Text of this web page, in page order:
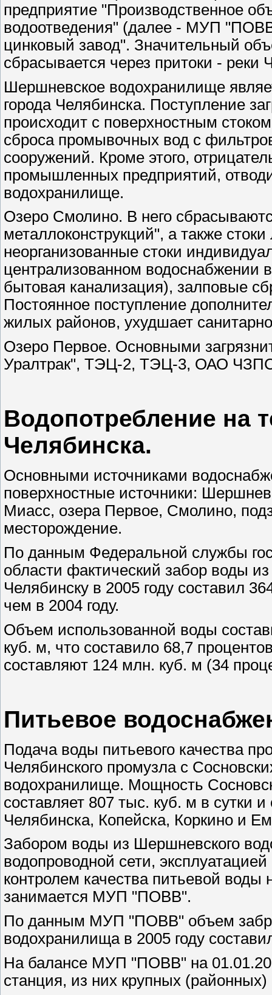
предприятие "Производственное
водоотведения" (далее - МУП
цинковый завод". Значительный
сбрасывается через притоки - реки
Шершневское водохранилище
города Челябинска. Поступление
происходит с поверхностным
сброса промывочных вод с
сооружений. Кроме этого,
промышленных предприятий,
водохранилище.
Озеро Смолино. В него
металлоконструкций", а также
неорганизованные стоки
централизованном водоснабжении
бытовая канализация), залповые
Постоянное поступление
жилых районов, ухудшает
Озеро Первое. Основными
Уралтрак", ТЭЦ-2, ТЭЦ-3, ОАО
Водопотребление на
Челябинска.
Основными источниками
поверхностные источники:
Миасс, озера Первое, Смолино,
месторождение.
По данным Федеральной службы
области фактический забор воды
Челябинску в 2005 году составил
чем в 2004 году.
Объем использованной воды
куб. м, что составило 68,7
составляют 124 млн. куб. м (34
Питьевое
Подача воды питьевого качества
Челябинского промузла с
водохранилище. Мощность
составляет 807 тыс. куб. м в сутки
Челябинска, Копейска, Коркино и
Забором воды из Шершневского
водопроводной сети,
контролем качества питьевой
занимается МУП "ПОВВ".
По данным МУП "ПОВВ" объем
водохранилища в 2005 году
На балансе МУП "ПОВВ" на
станция, из них крупных